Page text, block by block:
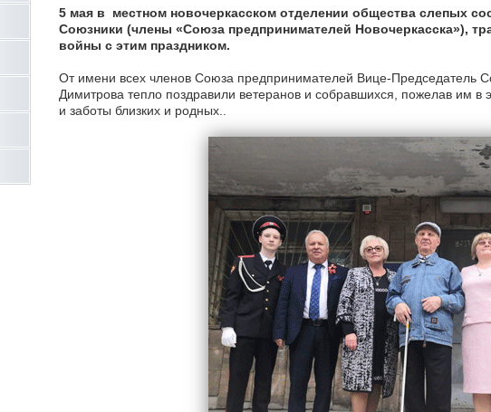
5 мая в местном новочеркасском отделении общества слепых
Союзники (члены «Союза предпринимателей Новочеркасска»),
войны с этим праздником.
От имени всех членов Союза предпринимателей Вице-Председатель
Димитрова тепло поздравили ветеранов и собравшихся, пожелав им в
и заботы близких и родных..